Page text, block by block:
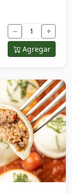
− +
Agregar